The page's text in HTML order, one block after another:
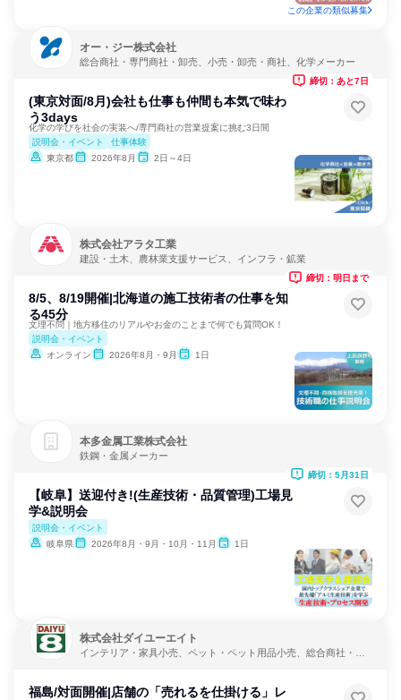
この企業の類似募集
オー・ジー株式会社
総合商社・専門商社・卸売、小売・卸売・商社、化学メーカー
(東京対面/8月)会社も仕事も仲間も本気で味わ
う3days
化学の学びを社会の実装へ/専門商社の営業提案に挑む3日間
説明会・イベント
仕事体験
東京都
2026年8月 2日～4日
締切：あと7日
株式会社アラタ工業
建設・土木、農林業支援サービス、インフラ・鉱業
8/5、8/19開催|北海道の施工技術者の仕事を知
る45分
文理不問｜地方移住のリアルやお金のことまで何でも質問OK！
説明会・イベント
オンライン
2026年8月・9月 1日
締切：明日まで
本多金属工業株式会社
鉄鋼・金属メーカー
【岐阜】送迎付き!(生産技術・品質管理)工場見
学&説明会
説明会・イベント
岐阜県
2026年8月・9月・10月・11月 1日
締切：5月31日
株式会社ダイユーエイト
インテリア・家具小売、ペット・ペット用品小売、総合商社・専
福島/対面開催|店舗の「売れるを仕掛ける」レ